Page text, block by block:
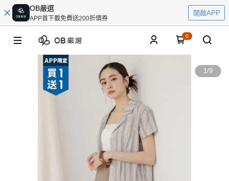
OB嚴選
APP首下載免費送200折價券
開啟APP
0
1/9